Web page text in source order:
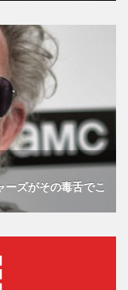
ズがその毒舌でこ